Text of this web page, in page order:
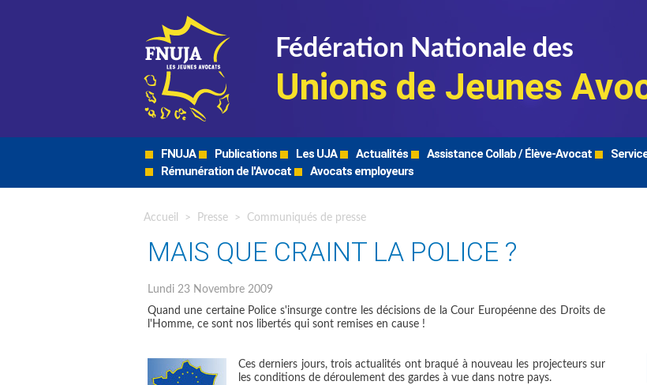
Fédération Nationale des
Unions de Jeunes
FNUJA Publications Les UJA Actualités Assistance Collab / Élève-Avocat
Rémunération de l'Avocat
Avocats employeurs
Accueil > Presse > Communiqués de presse
MAIS QUE CRAINT LA POLICE ?
Lundi 23 Novembre 2009
Quand une certaine Police s'insurge contre les décisions de la Cour Européenne des Droits de
l'Homme, ce sont nos libertés qui sont remises en cause !
Ces derniers jours, trois actualités ont braqué à nouveau les projecteurs sur
les conditions de déroulement des gardes à vue dans notre pays.